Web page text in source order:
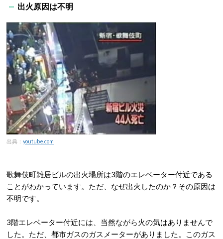
出火原因は不明
出典： youtube.com
歌舞伎町雑居ビルの出火場所は3階のエレベーター付近である
ことがわかっています。ただ、なぜ出火したのか？その原因は
不明です。
3階エレベーター付近には、当然ながら火の気はありませんで
した。ただ、都市ガスのガスメーターがありました。このガス